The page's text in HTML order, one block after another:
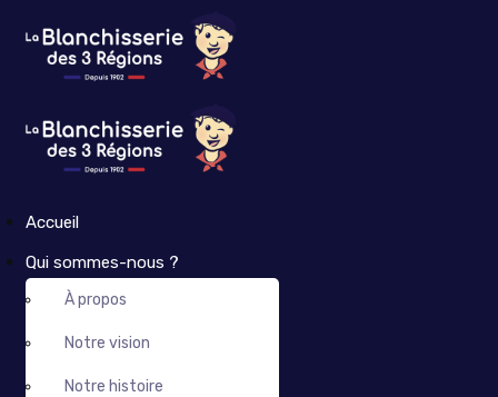
Accueil
Qui sommes-nous ?
À propos
Notre vision
Notre histoire